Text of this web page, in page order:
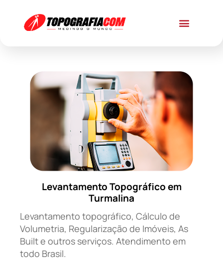
Levantamento Topográfico em
Turmalina
Levantamento topográfico, Cálculo de
Volumetria, Regularização de Imóveis, As
Built e outros serviços. Atendimento em
todo Brasil.